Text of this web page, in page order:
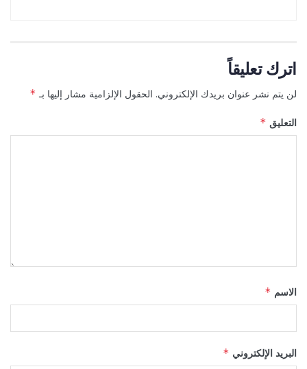
اترك تعليقاً
لن يتم نشر عنوان بريدك الإلكتروني. الحقول الإلزامية مشار إليها بـ *
التعليق *
الاسم *
البريد الإلكتروني *